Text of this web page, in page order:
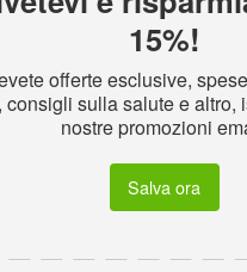
15%!
offerte esclusive,
consigli sulla salute e altro,
nostre promozioni
Salva ora